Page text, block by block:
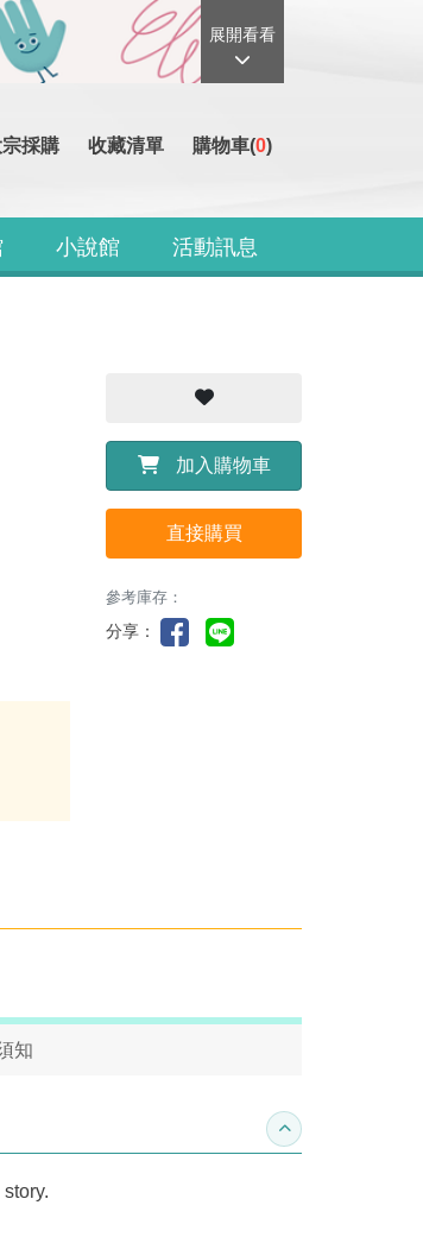
展開看看
採購 收藏清單 購物車(0)
小說館 活動訊息
加入購物車
直接購買
參考庫存：
分享：
知
收合內容簡介